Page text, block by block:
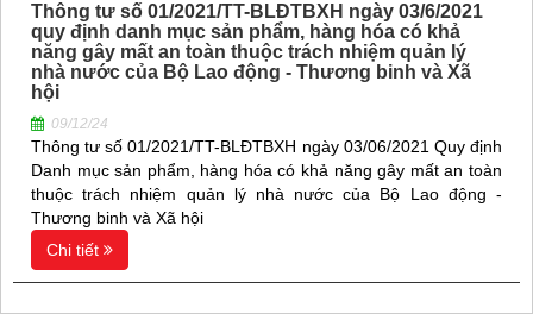
Thông tư số 01/2021/TT-BLĐTBXH ngày 03/6/2021
quy định danh mục sản phẩm, hàng hóa có khả
năng gây mất an toàn thuộc trách nhiệm quản lý
nhà nước của Bộ Lao động - Thương binh và Xã
hội
09/12/24
Thông tư số 01/2021/TT-BLĐTBXH ngày 03/06/2021 Quy định
Danh mục sản phẩm, hàng hóa có khả năng gây mất an toàn
thuộc trách nhiệm quản lý nhà nước của Bộ Lao động -
Thương binh và Xã hội
Chi tiết